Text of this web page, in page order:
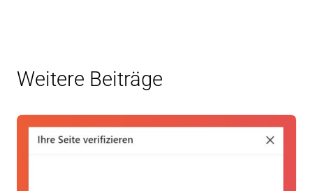
Weitere Beiträge